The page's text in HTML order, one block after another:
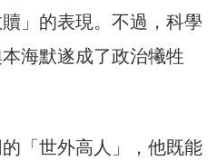
」的表現。不過，科學
海默遂成了政治犧牲
「世外高人」，他既能